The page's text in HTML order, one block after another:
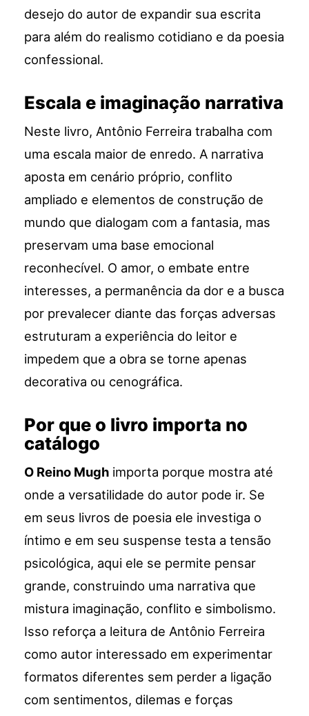
desejo do autor de expandir sua escrita
para além do realismo cotidiano e da poesia
confessional.
Escala e imaginação narrativa
Neste livro, Antônio Ferreira trabalha com
uma escala maior de enredo. A narrativa
aposta em cenário próprio, conflito
ampliado e elementos de construção de
mundo que dialogam com a fantasia, mas
preservam uma base emocional
reconhecível. O amor, o embate entre
interesses, a permanência da dor e a busca
por prevalecer diante das forças adversas
estruturam a experiência do leitor e
impedem que a obra se torne apenas
decorativa ou cenográfica.
Por que o livro importa no
catálogo
O Reino Mugh importa porque mostra até
onde a versatilidade do autor pode ir. Se
em seus livros de poesia ele investiga o
íntimo e em seu suspense testa a tensão
psicológica, aqui ele se permite pensar
grande, construindo uma narrativa que
mistura imaginação, conflito e simbolismo.
Isso reforça a leitura de Antônio Ferreira
como autor interessado em experimentar
formatos diferentes sem perder a ligação
com sentimentos, dilemas e forças